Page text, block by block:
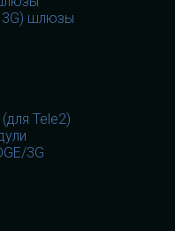
3G) шлюзы
Tele2)
3G